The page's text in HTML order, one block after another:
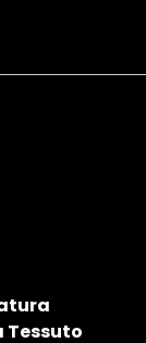
Tessuto